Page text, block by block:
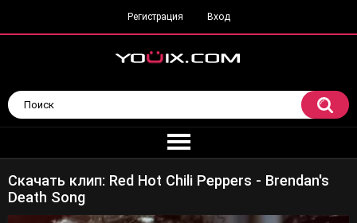
Регистрация Вход
Скачать клип: Red Hot Chili Peppers - Brendan's
Death Song